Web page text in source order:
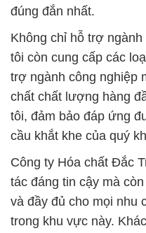
đúng đắn nhất.
Không chỉ hỗ trợ
tôi còn cung cấp các
trợ ngành công nghiệp
chất chất lượng hàng
tôi, đảm bảo đáp ứng
cầu khắt khe của quý
Công ty Hóa chất Đắc
tác đáng tin cậy mà
và đầy đủ cho mọi nhu
trong khu vực này.